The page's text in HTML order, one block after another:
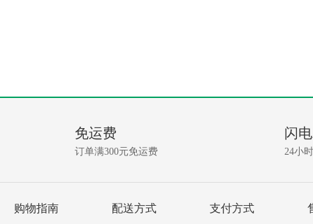
免运费
订单满300元免运费
闪
24小
购物指南 配送方式 支付方式